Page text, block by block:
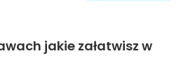
jakie załatwisz w